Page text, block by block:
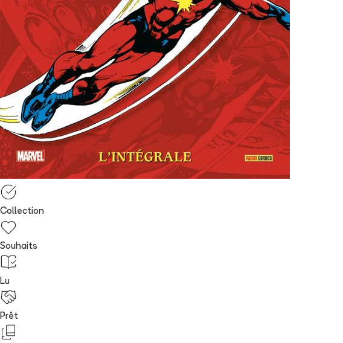
Collection
Souhaits
Lu
Prêt